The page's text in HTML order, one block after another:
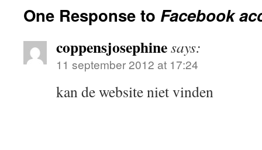
One Response to Facebook
coppensjosephinesays:
11 september 2012 at 17:24
kan de website niet vinden